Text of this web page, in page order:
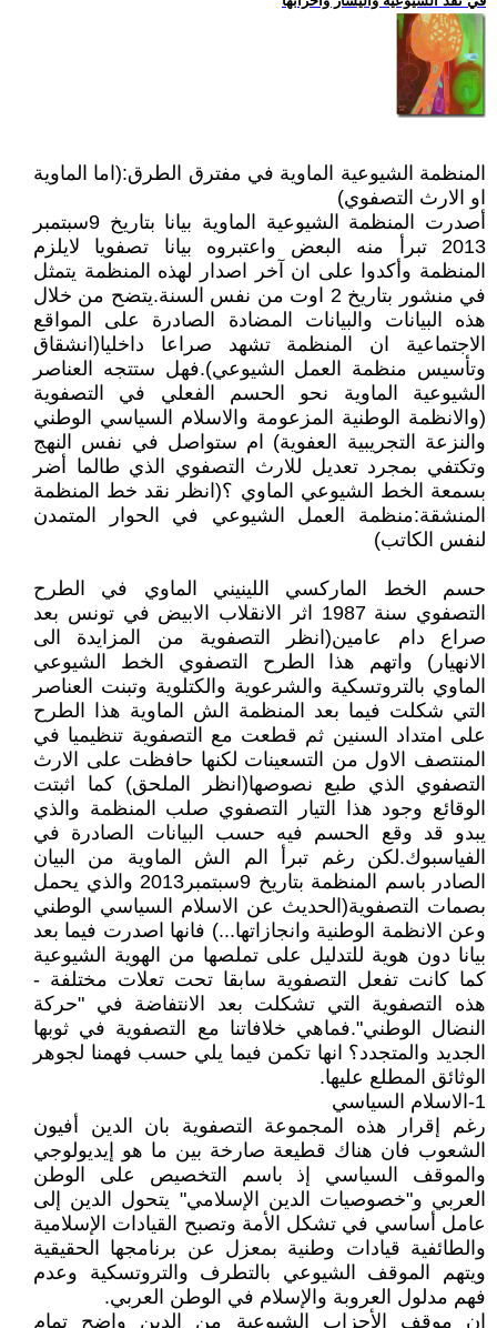
المنظمة الشيوعية الماوية في مفترق الطرق:(اما الماوية
او الارث التصفوي)
أصدرت المنظمة الشيوعية الماوية بيانا بتاريخ 9سبتمبر
2013 تبرأ منه البعض واعتبروه بيانا تصفويا لايلزم
المنظمة وأكدوا على ان آخر اصدار لهذه المنظمة يتمثل
في منشور بتاريخ 2 اوت من نفس السنة.يتضح من خلال
هذه البيانات والبيانات المضادة الصادرة على المواقع
الاجتماعية ان المنظمة تشهد صراعا داخليا(انشقاق
وتأسيس منظمة العمل الشيوعي).فهل ستتجه العناصر
الشيوعية الماوية نحو الحسم الفعلي في التصفوية
(والانظمة الوطنية المزعومة والاسلام السياسي الوطني
والنزعة التجريبية العفوية) ام ستواصل في نفس النهج
وتكتفي بمجرد تعديل للارث التصفوي الذي طالما أضر
بسمعة الخط الشيوعي الماوي ؟(انظر نقد خط المنظمة
المنشقة:منظمة العمل الشيوعي في الحوار المتمدن
لنفس الكاتب)
حسم الخط الماركسي اللينيني الماوي في الطرح
التصفوي سنة 1987 اثر الانقلاب الابيض في تونس بعد
صراع دام عامين(انظر التصفوية من المزايدة الى
الانهيار) واتهم هذا الطرح التصفوي الخط الشيوعي
الماوي بالتروتسكية والشرعوية والكتلوية وتبنت العناصر
التي شكلت فيما بعد المنظمة الش الماوية هذا الطرح
على امتداد السنين ثم قطعت مع التصفوية تنظيميا في
المنتصف الاول من التسعينات لكنها حافظت على الارث
التصفوي الذي طبع نصوصها(انظر الملحق) كما اثبتت
الوقائع وجود هذا التيار التصفوي صلب المنظمة والذي
يبدو قد وقع الحسم فيه حسب البيانات الصادرة في
الفياسبوك.لكن رغم تبرأ الم الش الماوية من البيان
الصادر باسم المنظمة بتاريخ 9سبتمبر2013 والذي يحمل
بصمات التصفوية(الحديث عن الاسلام السياسي الوطني
وعن الانظمة الوطنية وانجازاتها...) فانها اصدرت فيما بعد
بيانا دون هوية للتدليل على تملصها من الهوية الشيوعية
كما كانت تفعل التصفوية سابقا تحت تعلات مختلفة -
هذه التصفوية التي تشكلت بعد الانتفاضة في "حركة
النضال الوطني".فماهي خلافاتنا مع التصفوية في ثوبها
الجديد والمتجدد؟ انها تكمن فيما يلي حسب فهمنا لجوهر
الوثائق المطلع عليها.
1-الاسلام السياسي
رغم إقرار هذه المجموعة التصفوية بان الدين أفيون
الشعوب فان هناك قطيعة صارخة بين ما هو إيديولوجي
والموقف السياسي إذ باسم التخصيص على الوطن
العربي و"خصوصيات الدين الإسلامي" يتحول الدين إلى
عامل أساسي في تشكل الأمة وتصبح القيادات الإسلامية
والطائفية قيادات وطنية بمعزل عن برنامجها الحقيقية
ويتهم الموقف الشيوعي بالتطرف والتروتسكية وعدم
فهم مدلول العروبة والإسلام في الوطن العربي.
إن موقف الأحزاب الشيوعية من الدين واضح تمام